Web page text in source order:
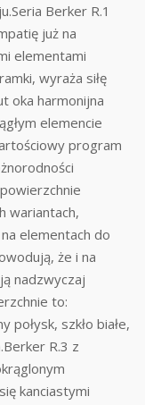
Berker R.1
już na
elementami
wyraża siłę
oka harmonijna
elemencie
program
wariantach,
elementach do
że i na
nadzwyczaj
to:
szkło białe,
R.3 z
kanciastymi